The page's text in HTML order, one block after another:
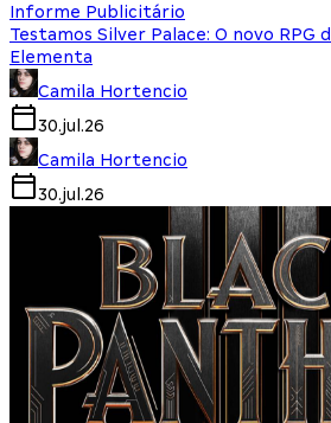
Informe Publicitário
Testamos Silver Palace: O novo RPG
Elementa
Camila Hortencio
30.jul.26
Camila Hortencio
30.jul.26